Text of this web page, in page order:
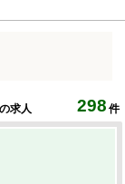
求人 298 件